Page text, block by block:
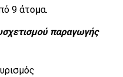
9 άτομα.
παραγωγής